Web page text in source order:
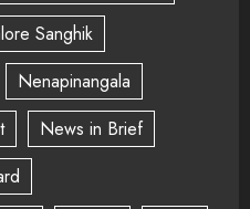
Sanghik
Nenapinangala
News in Brief